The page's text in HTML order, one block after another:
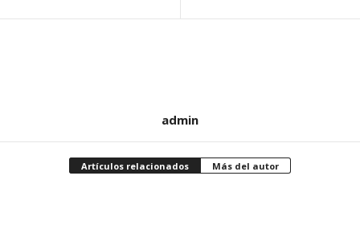
admin
Artículos relacionados Más del autor